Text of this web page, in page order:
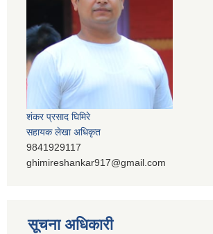
शंकर प्रसाद घिमिरे
सहायक लेखा अधिकृत
9841929117
ghimireshankar917@gmail.com
सूचना अधिकारी